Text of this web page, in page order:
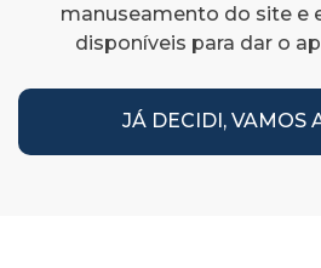
manuseamento do site e
disponíveis para dar o
JÁ DECIDI, VAMOS